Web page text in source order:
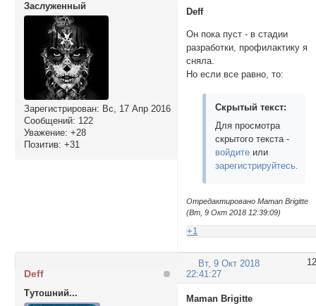
Заслуженный
Зарегистрирован: Вс, 17 Апр 2016
Сообщений: 122
Уважение: +28
Позитив: +31
Deff
Он пока пуст - в стадии
разработки, профилактику я
сняла.
Но если все равно, то:
Скрытый текст:
Для просмотра
скрытого текста -
войдите или
зарегистрируйтесь.
Отредактировано Maman Brigitte
(Вт, 9 Окт 2018 12:39:09)
+1
12
Вт, 9 Окт 2018
22:41:27
Deff
Тутошний...
Maman Brigitte